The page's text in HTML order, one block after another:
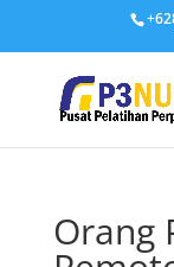
Orang